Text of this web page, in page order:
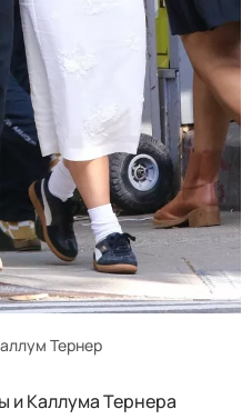
Тернер
и Каллума Тернера